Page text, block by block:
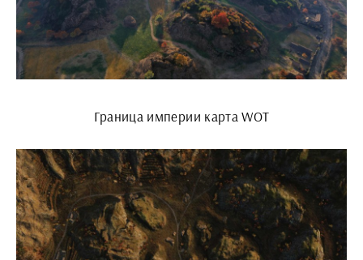
Граница империи карта WOT